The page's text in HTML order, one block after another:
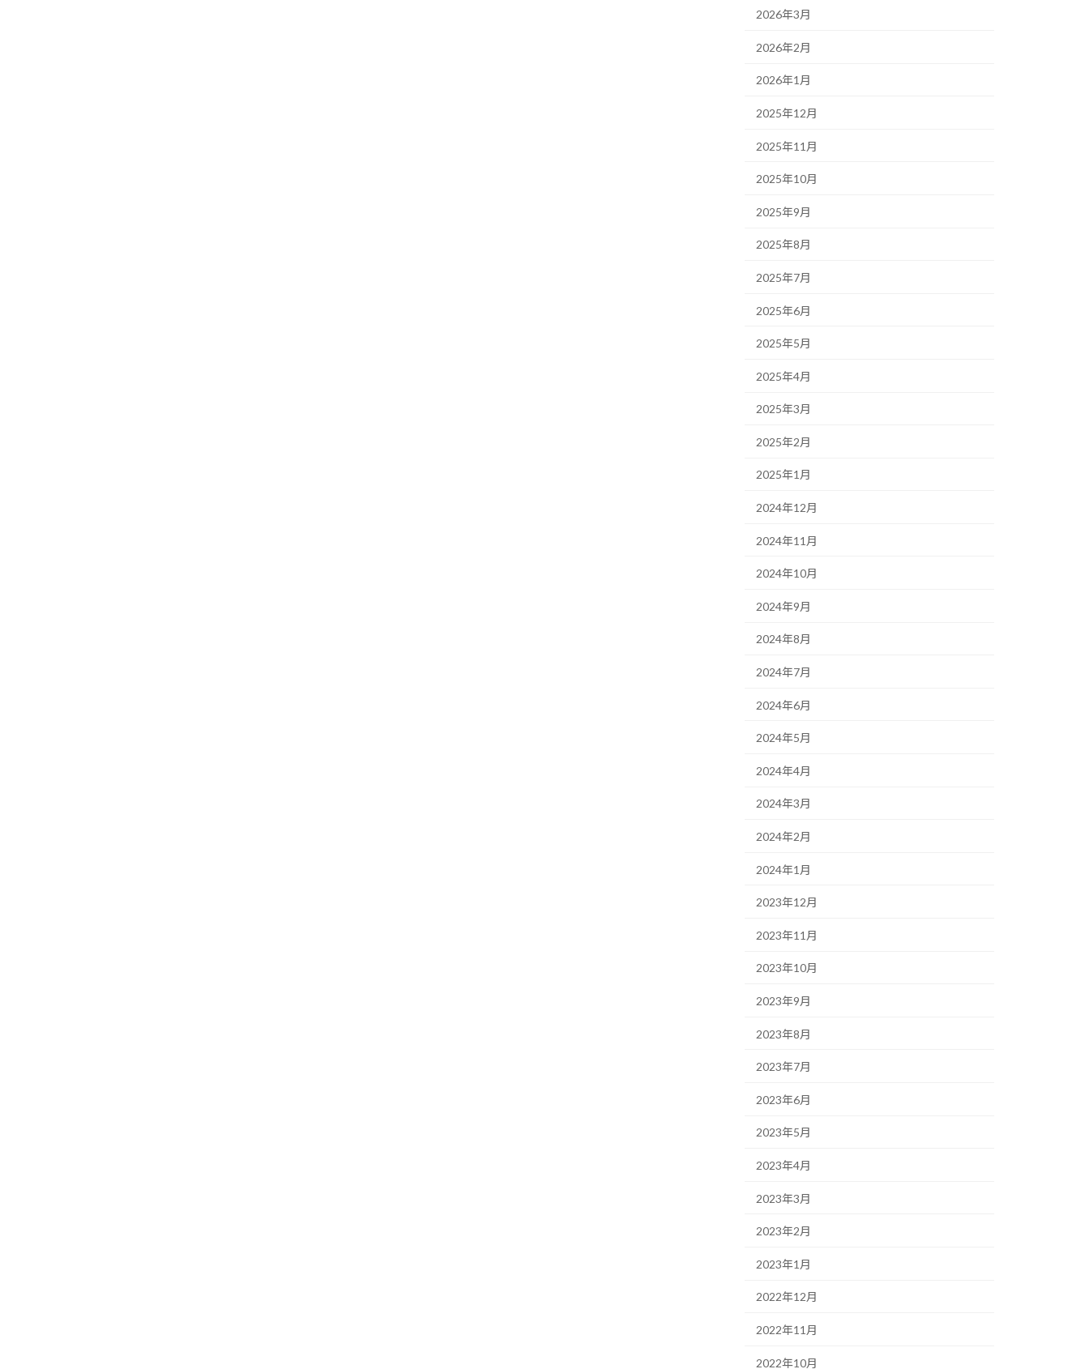
2026年3月
2026年2月
2026年1月
2025年12月
2025年11月
2025年10月
2025年9月
2025年8月
2025年7月
2025年6月
2025年5月
2025年4月
2025年3月
2025年2月
2025年1月
2024年12月
2024年11月
2024年10月
2024年9月
2024年8月
2024年7月
2024年6月
2024年5月
2024年4月
2024年3月
2024年2月
2024年1月
2023年12月
2023年11月
2023年10月
2023年9月
2023年8月
2023年7月
2023年6月
2023年5月
2023年4月
2023年3月
2023年2月
2023年1月
2022年12月
2022年11月
2022年10月